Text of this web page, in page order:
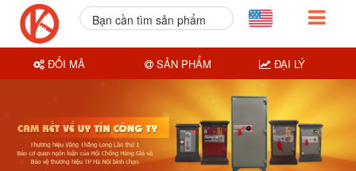
Bạn cần tìm sản phẩm
ĐỔI MÃ SẢN PHẨM ĐẠI LÝ